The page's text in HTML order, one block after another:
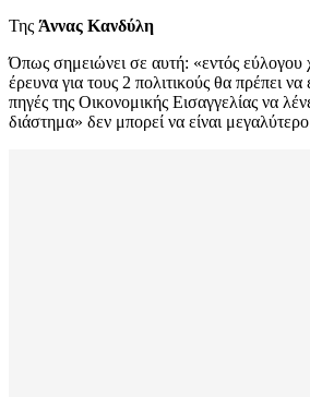
Της Άννας Κανδύλη
Όπως σημειώνει σε αυτή: «εντός εύλογου
έρευνα για τους 2 πολιτικούς θα πρέπει
πηγές της Οικονομικής Εισαγγελίας να
διάστημα» δεν μπορεί να είναι